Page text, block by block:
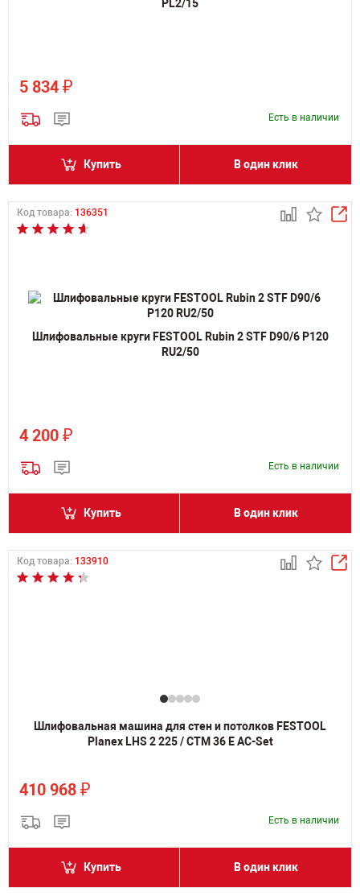
PL2/15
5 834 ₽
Есть в наличии
Купить В один клик
Код товара: 136351
Шлифовальные круги FESTOOL Rubin 2 STF D90/6 P120
RU2/50
4 200 ₽
Есть в наличии
Купить В один клик
Код товара: 133910
Шлифовальная машина для стен и потолков FESTOOL
Planex LHS 2 225 / CTM 36 E AC-Set
410 968 ₽
Есть в наличии
Купить В один клик